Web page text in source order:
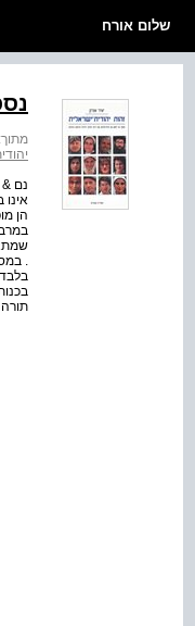
שלום אורח
נספח
מתוך:
הן
.